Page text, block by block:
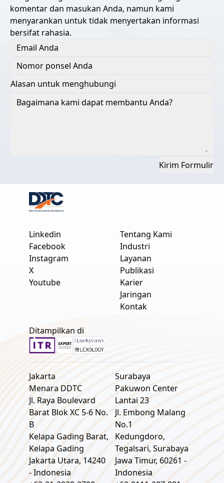
komentar dan masukan Anda, namun kami
menyarankan untuk tidak menyertakan informasi
bersifat rahasia.
Kirim Formulir
Linkedin
Facebook
Instagram
X
Youtube
Tentang Kami
Industri
Layanan
Publikasi
Karier
Jaringan
Kontak
Ditampilkan di
Jakarta
Menara DDTC
Jl. Raya Boulevard
Barat Blok XC 5-6 No.
B
Kelapa Gading Barat,
Kelapa Gading
Jakarta Utara, 14240
- Indonesia
Surabaya
Pakuwon Center
Lantai 23
Jl. Embong Malang
No.1
Kedungdoro,
Tegalsari, Surabaya
Jawa Timur, 60261 -
Indonesia